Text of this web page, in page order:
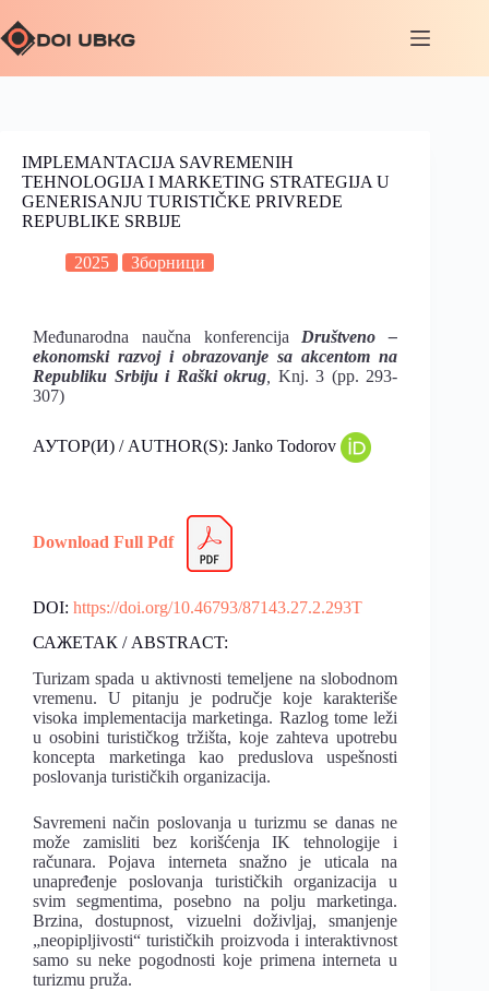
IMPLEMANTACIJA SAVREMENIH
TEHNOLOGIJA I MARKETING STRATEGIJA U
GENERISANJU TURISTIČKE PRIVREDE
REPUBLIKE SRBIJE
2025 Зборници
Međunarodna naučna konferencija Društveno –
ekonomski razvoj i obrazovanje sa akcentom na
Republiku Srbiju i Raški okrug
Knj. 3 (pp. 293-
307)
АУТОР(И) / AUTHOR(S): Janko Todorov
Download Full Pdf
DOI: https://doi.org/10.46793/87143.27.2.293T
САЖЕТАК / ABSTRACT:
Turizam spada u aktivnosti temeljene na slobodnom
vremenu. U pitanju je područje koje karakteriše
visoka implementacija marketinga. Razlog tome leži
u osobini turističkog tržišta, koje zahteva upotrebu
koncepta marketinga kao preduslova uspešnosti
poslovanja turističkih organizacija.
Savremeni način poslovanja u turizmu se danas ne
može zamisliti bez korišćenja IK tehnologije i
računara. Pojava interneta snažno je uticala na
unapređenje poslovanja turističkih organizacija u
svim segmentima, posebno na polju marketinga.
Brzina, dostupnost, vizuelni doživljaj, smanjenje
„neopipljivosti“ turističkih proizvoda i interaktivnost
samo su neke pogodnosti koje primena interneta u
turizmu pruža.